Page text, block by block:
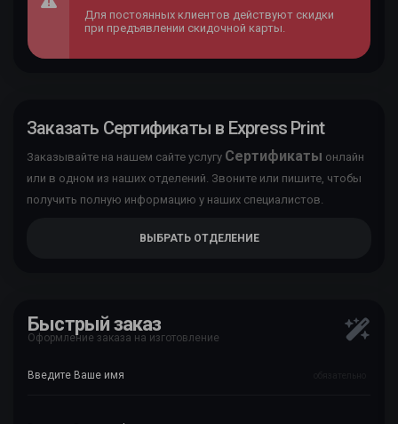
Для постоянных клиентов действуют скидки
при предъявлении скидочной карты.
Заказать Сертификаты в Express Print
Заказывайте на нашем сайте услугу Сертификаты онлайн
или в одном из наших отделений. Звоните или пишите, чтобы
получить полную информацию у наших специалистов.
ВЫБРАТЬ ОТДЕЛЕНИЕ
Быстрый заказ
Оформление заказа на изготовление